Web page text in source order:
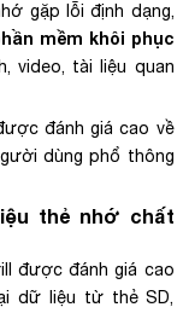
gặp lỗi định dạng,
mềm khôi phục
video, tài liệu quan
đánh giá cao về
dùng phổ thông
thẻ nhớ chất
được đánh giá cao
dữ liệu từ thẻ SD,